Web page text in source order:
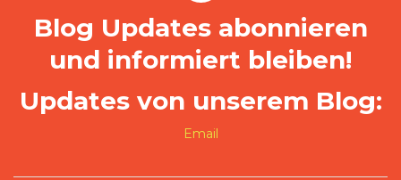
Blog Updates abonnieren
und informiert bleiben!
Updates von unserem Blog:
Email